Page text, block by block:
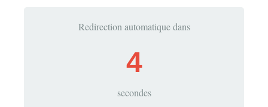
Redirection automatique dans
4
secondes